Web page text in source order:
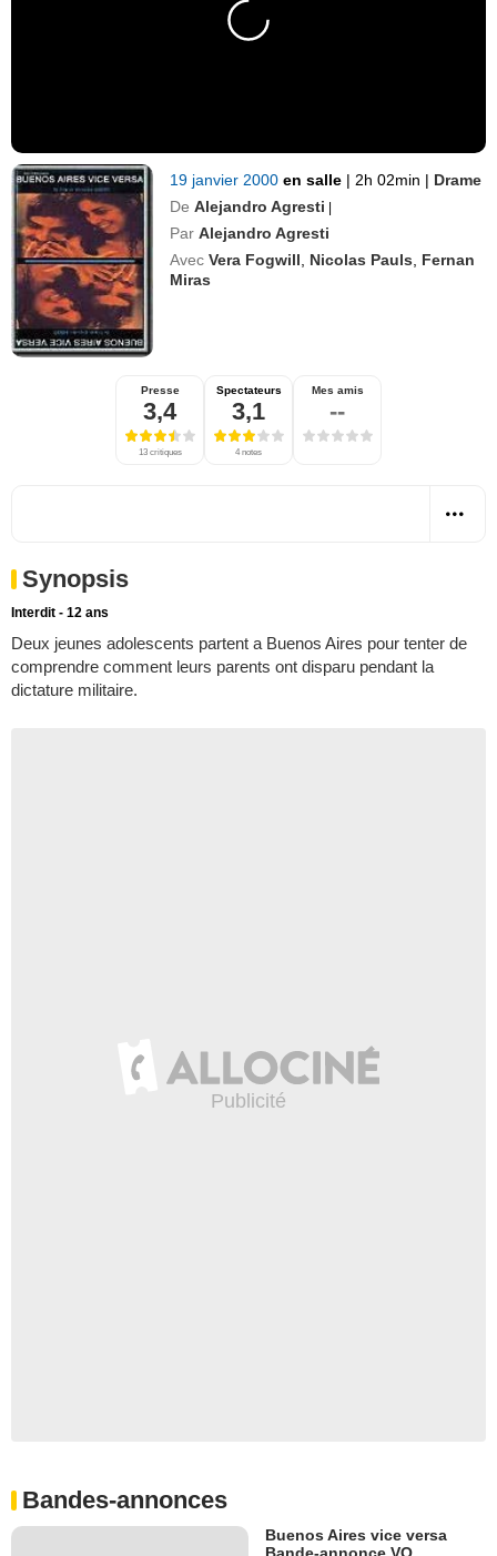
19 janvier 2000en salle | 2h 02min | Drame
De Alejandro Agresti |
Par Alejandro Agresti
Avec Vera Fogwill Nicolas Pauls
Fernan
Miras
Presse
3,4
13 critiques
Spectateurs
3,1
4 notes
Mes amis
--
Synopsis
Interdit - 12 ans
Deux jeunes adolescents partent a Buenos Aires pour tenter de
comprendre comment leurs parents ont disparu pendant la
dictature militaire.
Bandes-annonces
Buenos Aires vice versa
Bande-annonce VO